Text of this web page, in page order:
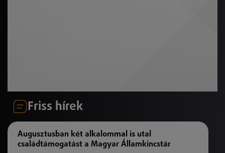
Friss hírek
Augusztusban két alkalommal is utal
családtámogatást a Magyar Államkincstár